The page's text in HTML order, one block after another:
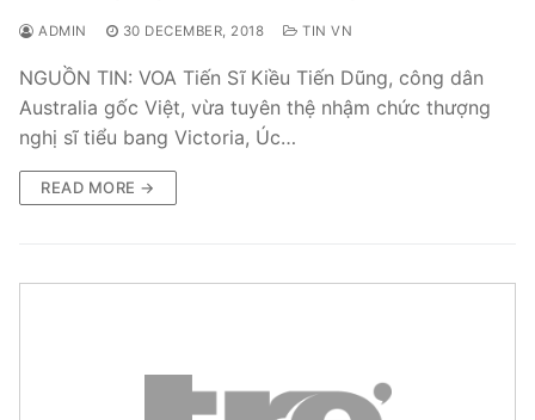
ADMIN 30 DECEMBER, 2018 TIN VN
NGUỒN TIN: VOA Tiến Sĩ Kiều Tiến Dũng, công dân
Australia gốc Việt, vừa tuyên thệ nhậm chức thượng
nghị sĩ tiểu bang Victoria, Úc…
READ MORE →